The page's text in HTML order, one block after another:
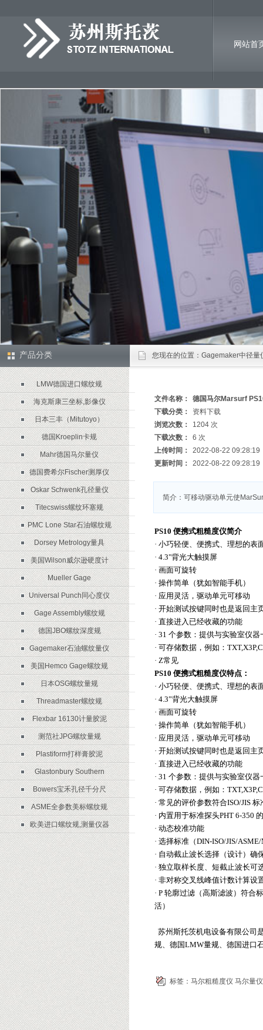
网站首
诚聘英
产品分类
LMW德国进口螺纹规
海克斯康三坐标,影像仪
日本三丰（Mitutoyo）
德国Kroeplin卡规
Mahr德国马尔量仪
德国费希尔Fischer测厚仪
Oskar Schwenk孔径量仪
Titecswiss螺纹环塞规
PMC Lone Star石油螺纹规
Dorsey Metrology量具
美国Wilson威尔逊硬度计
Mueller Gage
Universal Punch同心度仪
Gage Assembly螺纹规
德国JBO螺纹深度规
Gagemaker石油螺纹量仪
美国Hemco Gage螺纹规
日本OSG螺纹量规
Threadmaster螺纹规
Flexbar 16130计量胶泥
测范社JPG螺纹量规
Plastiform打样膏胶泥
Glastonbury Southern
Bowers宝禾孔径千分尺
ASME全参数美标螺纹规
欧美进口螺纹规,测量仪器
您现在的位置： Gagemaker中径量
文件名称：
德国马尔Marsurf
下载分类：
资料下载
浏览次数：
1204 次
下载次数：
6 次
上传时间：
2022-08-22 09:28:19
更新时间：
2022-08-22 09:28:19
简介：可移动驱动单元使
PS10 便携式粗糙度仪简介
· 小巧轻便、便携式、理想的表
· 4.3"背光大触摸屏
· 画面可旋转
· 操作简单（犹如智能手机）
· 应用灵活，驱动单元可移动
· 开始测试按键同时也是返回主
· 直接进入已经收藏的功能
· 31 个参数：提供与实验室仪
· 可存储数据，例如：
· Z常见
PS10 便携式粗糙度仪特点：
· 小巧轻便、便携式、理想的表
· 4.3”背光大触摸屏
· 画面可旋转
· 操作简单（犹如智能手机）
· 应用灵活，驱动单元可移动
· 开始测试按键同时也是返回主
· 直接进入已经收藏的功能
· 31 个参数：提供与实验室仪
· 可存储数据，例如：
· 常见的评价参数符合ISO/JIS
· 内置用于标准探头PHT 6-350
· 动态校准功能
· 选择标准（DIN-ISO/JIS/
· 自动截止波长选择（设计）确
· 独立取样长度、短截止波长可
· 非对称交叉线峰值计数计算设
· P 轮廓过滤（高斯滤波）符合
活）
苏州斯托茨机电设备有限公司
规、德国LMW量规、德国进口
标签： 马尔粗糙度仪 马尔量仪